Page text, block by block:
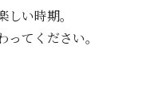
い時期。
てください。